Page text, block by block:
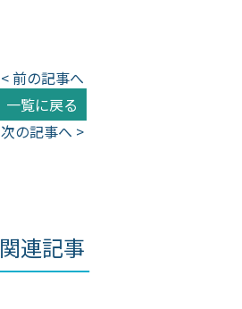
< 前の記事へ
一覧に戻る
次の記事へ >
関連記事